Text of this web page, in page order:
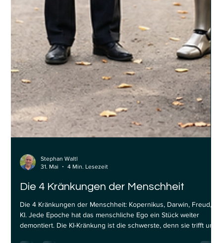
Stephan Waltl
Die 4 Kränkungen der Menschheit